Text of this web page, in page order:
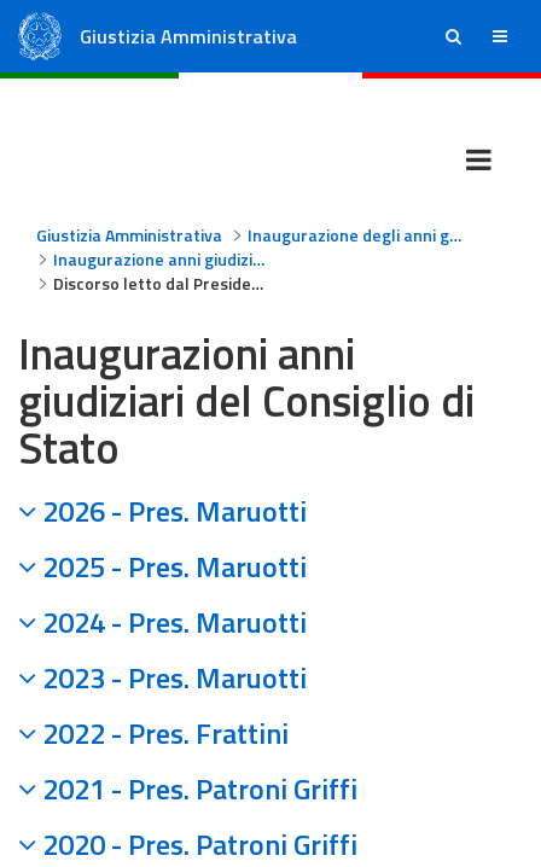
Giustizia Amministrativa ricerca menu
Giustizia Amministrativa
Inaugurazione degli anni giudiziari
Inaugurazione anni giudiziari - Consiglio di Stato
Discorso letto dal Presidente Patroni Griffi alla Cerimonia di insediamento
Inaugurazioni anni
giudiziari del Consiglio di
Stato
2026 - Pres. Maruotti
2025 - Pres. Maruotti
2024 - Pres. Maruotti
2023 - Pres. Maruotti
2022 - Pres. Frattini
2021 - Pres. Patroni Griffi
2020 - Pres. Patroni Griffi